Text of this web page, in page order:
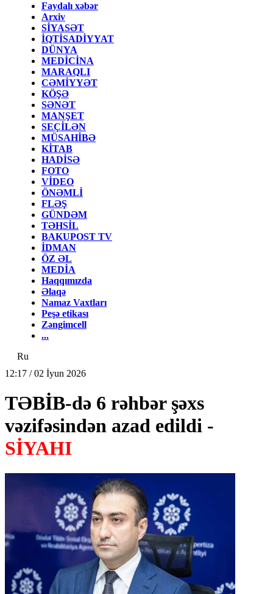
Faydalı xəbər
Arxiv
SİYASƏT
İQTİSADİYYAT
DÜNYA
MEDİCİNA
MARAQLI
CƏMİYYƏT
KÖŞƏ
SƏNƏT
MANŞET
SEÇİLƏN
MÜSAHİBƏ
KİTAB
HADİSƏ
FOTO
VİDEO
ÖNƏMLİ
FLƏŞ
GÜNDƏM
TƏHSİL
BAKUPOST TV
İDMAN
ÖZ ƏL
MEDİA
Haqqımızda
Əlaqə
Namaz Vaxtları
Peşə etikası
Zəngimcell
...
Ru
12:17 / 02 İyun 2026
TƏBİB-də 6 rəhbər şəxs
vəzifəsindən azad edildi -
SİYAHI